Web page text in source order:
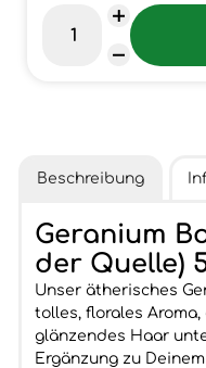
Beschreibung
Geranium
der Quelle)
Unser ätherisches
tolles, florales
glänzendes Haar
Ergänzung zu